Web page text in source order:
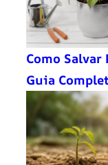
Como Salvar
Guia